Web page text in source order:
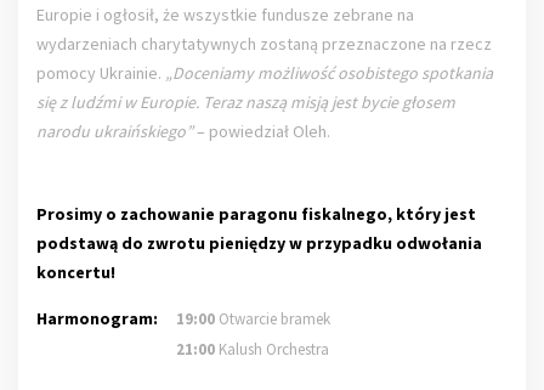
Europie i ogłosił, że wszystkie fundusze zebrane na
wydarzeniach charytatywnych zostaną przeznaczone na rzecz
pomocy Ukrainie. „Doceniamy możliwość osobistego spotkania
się z ludźmi w Europie. Teraz naszą misją jest bycie głosem
narodu ukraińskiego”– powiedział Oleh.
Prosimy o zachowanie paragonu fiskalnego, który jest
podstawą do zwrotu pieniędzy w przypadku odwołania
koncertu!
Harmonogram: 19:00 Otwarcie bramek
21:00 Kalush Orchestra